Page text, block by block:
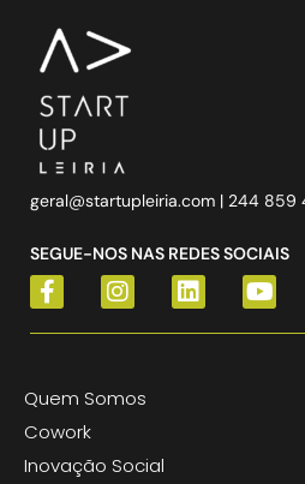
geral@startupleiria.com | 244 859
SEGUE-NOS NAS REDES SOCIAIS
Quem Somos
Cowork
Inovação Social